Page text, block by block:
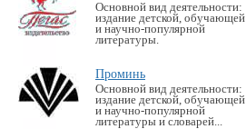
Основной вид деятельности:
издание детской, обучающей
и научно-популярной
литературы.
Проминь
Основной вид деятельности:
издание детской, обучающей
и научно-популярной
литературы и словарей...